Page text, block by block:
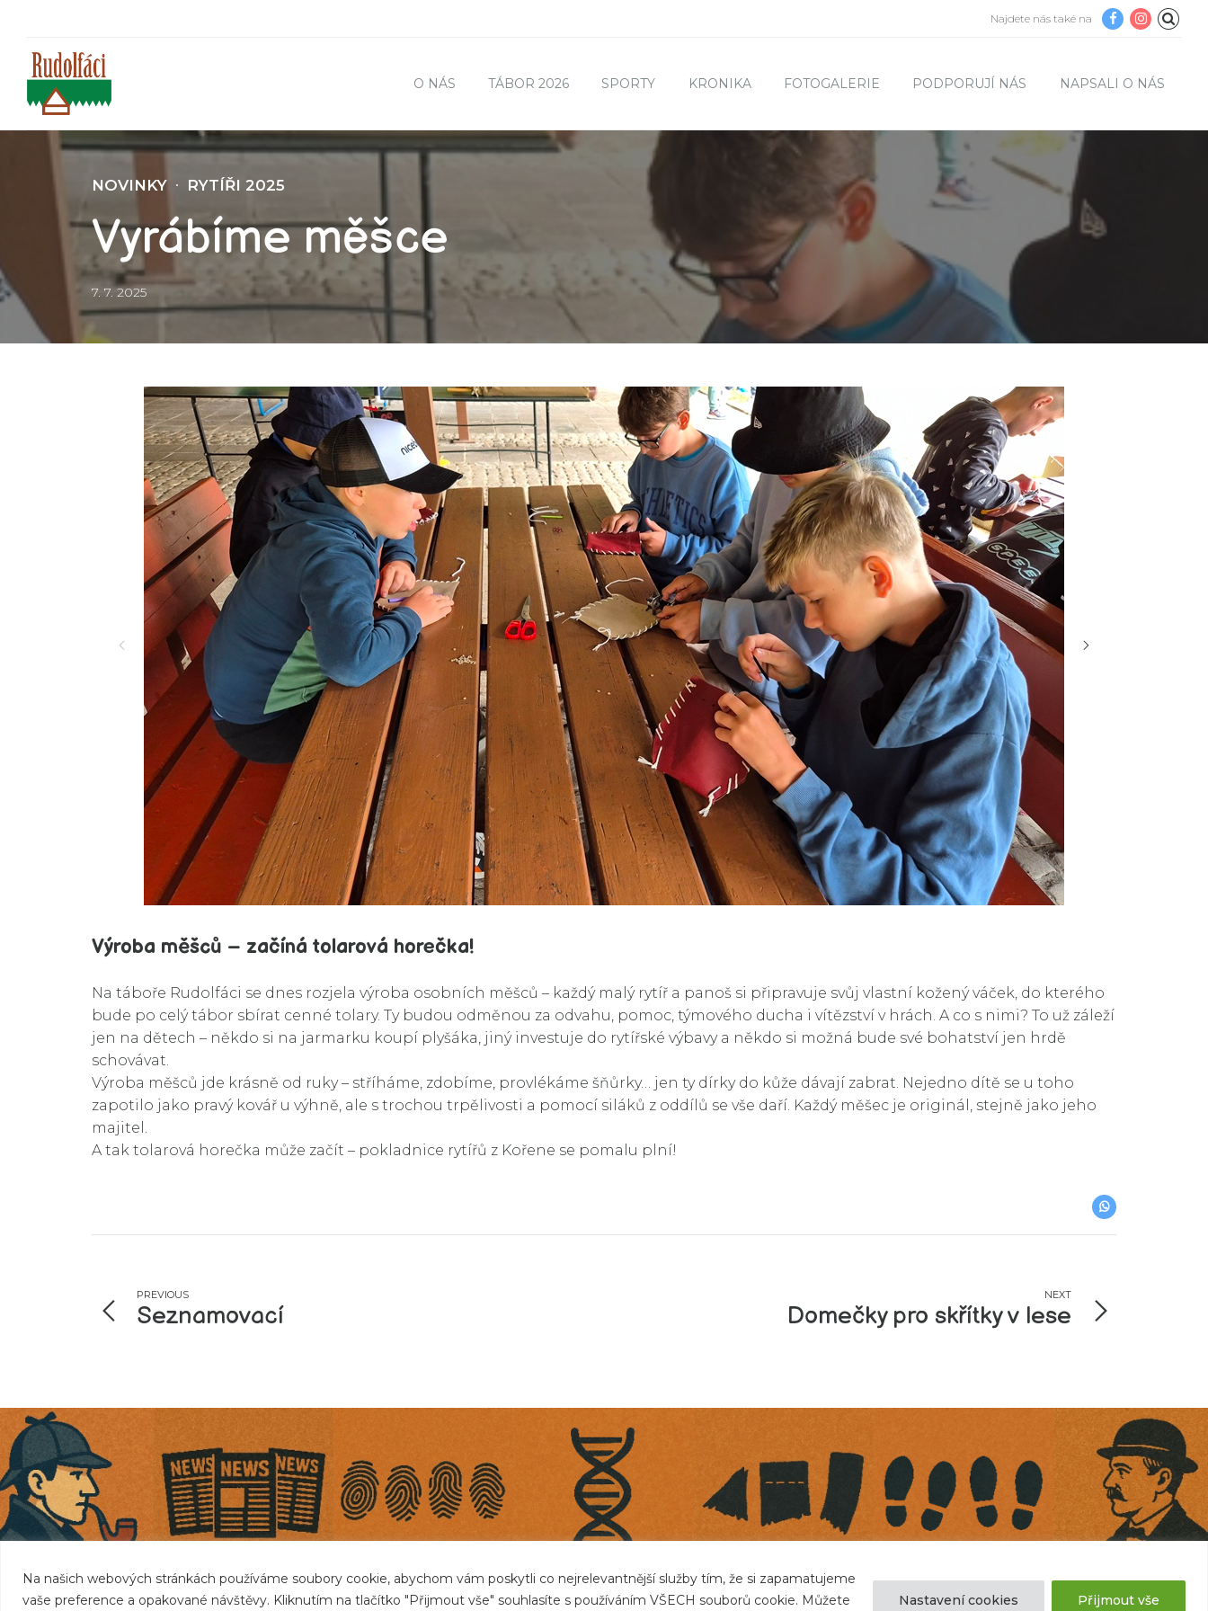
Na našich webových stránkách používáme soubory cookie, abychom vám poskytli co nejrelevantnější služby tím, že si zapamatujeme
vaše preference a opakované návštěvy. Kliknutím na tlačítko "Přijmout vše" souhlasíte s používáním VŠECH souborů cookie. Můžete
Nastavení cookies Přijmout vše
Najdete nás také na
O NÁS TÁBOR 2026 SPORTY KRONIKA FOTOGALERIE PODPORUJÍ NÁS NAPSALI O NÁS
NOVINKY RYTÍŘI 2025
Vyrábíme měšce
7. 7. 2025
Výroba měšců – začíná tolarová horečka!
Na táboře Rudolfáci se dnes rozjela výroba osobních měšců – každý malý rytíř a panoš si připravuje svůj vlastní kožený váček, do kterého
bude po celý tábor sbírat cenné tolary. Ty budou odměnou za odvahu, pomoc, týmového ducha i vítězství v hrách. A co s nimi? To už záleží
jen na dětech – někdo si na jarmarku koupí plyšáka, jiný investuje do rytířské výbavy a někdo si možná bude své bohatství jen hrdě
schovávat.
Výroba měšců jde krásně od ruky – stříháme, zdobíme, provlékáme šňůrky… jen ty dírky do kůže dávají zabrat. Nejedno dítě se u toho
zapotilo jako pravý kovář u výhně, ale s trochou trpělivosti a pomocí siláků z oddílů se vše daří. Každý měšec je originál, stejně jako jeho
majitel.
A tak tolarová horečka může začít – pokladnice rytířů z Kořene se pomalu plní!
PREVIOUS
Seznamovací
NEXT
Domečky pro skřítky v lese